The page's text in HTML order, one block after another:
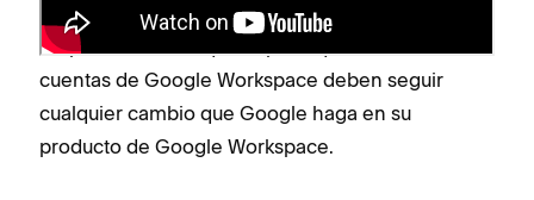
sitio de Squarespace ocomprar un dominio
empresas como Squarespace que revenden
cuentas de Google Workspace deben seguir
cualquier cambio que Google haga en su
producto de Google Workspace.